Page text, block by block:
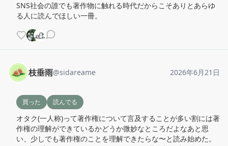
SNS社会の誰でも著作物に触れる時代だからこそありとあらゆ
る人に読んでほしい一冊。
枝垂雨@sidareame 2026年6月21日
買った 読んでる
オタク(一人称)って著作権について言及することが多い割には著
作権の理解ができているかどうか微妙なところだよなあと思
い、少しでも著作権のことを理解できたらな〜と読み始めた。